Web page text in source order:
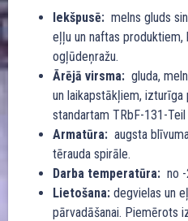
Iekšpusē: melns gluds
eļļu un naftas
ogļūdeņražu.
Ārējā virsma: gluda,
un laikapstākļiem, izturīga
standartam TRbF-131-Teil
Armatūra: augsta
tērauda spirāle.
Darba temperatūra: no
Lietošana: degvielas un
pārvadāšanai. Piemērots